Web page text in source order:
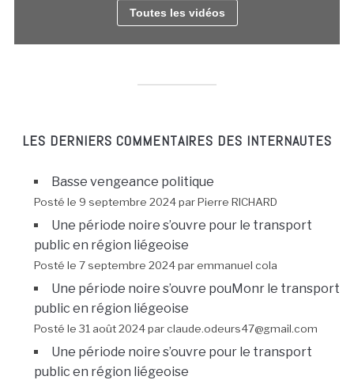
Toutes les vidéos
LES DERNIERS COMMENTAIRES DES INTERNAUTES
Basse vengeance politique
Posté le 9 septembre 2024 par Pierre RICHARD
Une période noire s’ouvre pour le transport
public en région liégeoise
Posté le 7 septembre 2024 par emmanuel cola
Une période noire s’ouvre pouMonr le transport
public en région liégeoise
Posté le 31 août 2024 par claude.odeurs47@gmail.com
Une période noire s’ouvre pour le transport
public en région liégeoise